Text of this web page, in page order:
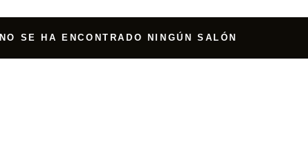
NO SE HA ENCONTRADO NINGÚN SALÓN